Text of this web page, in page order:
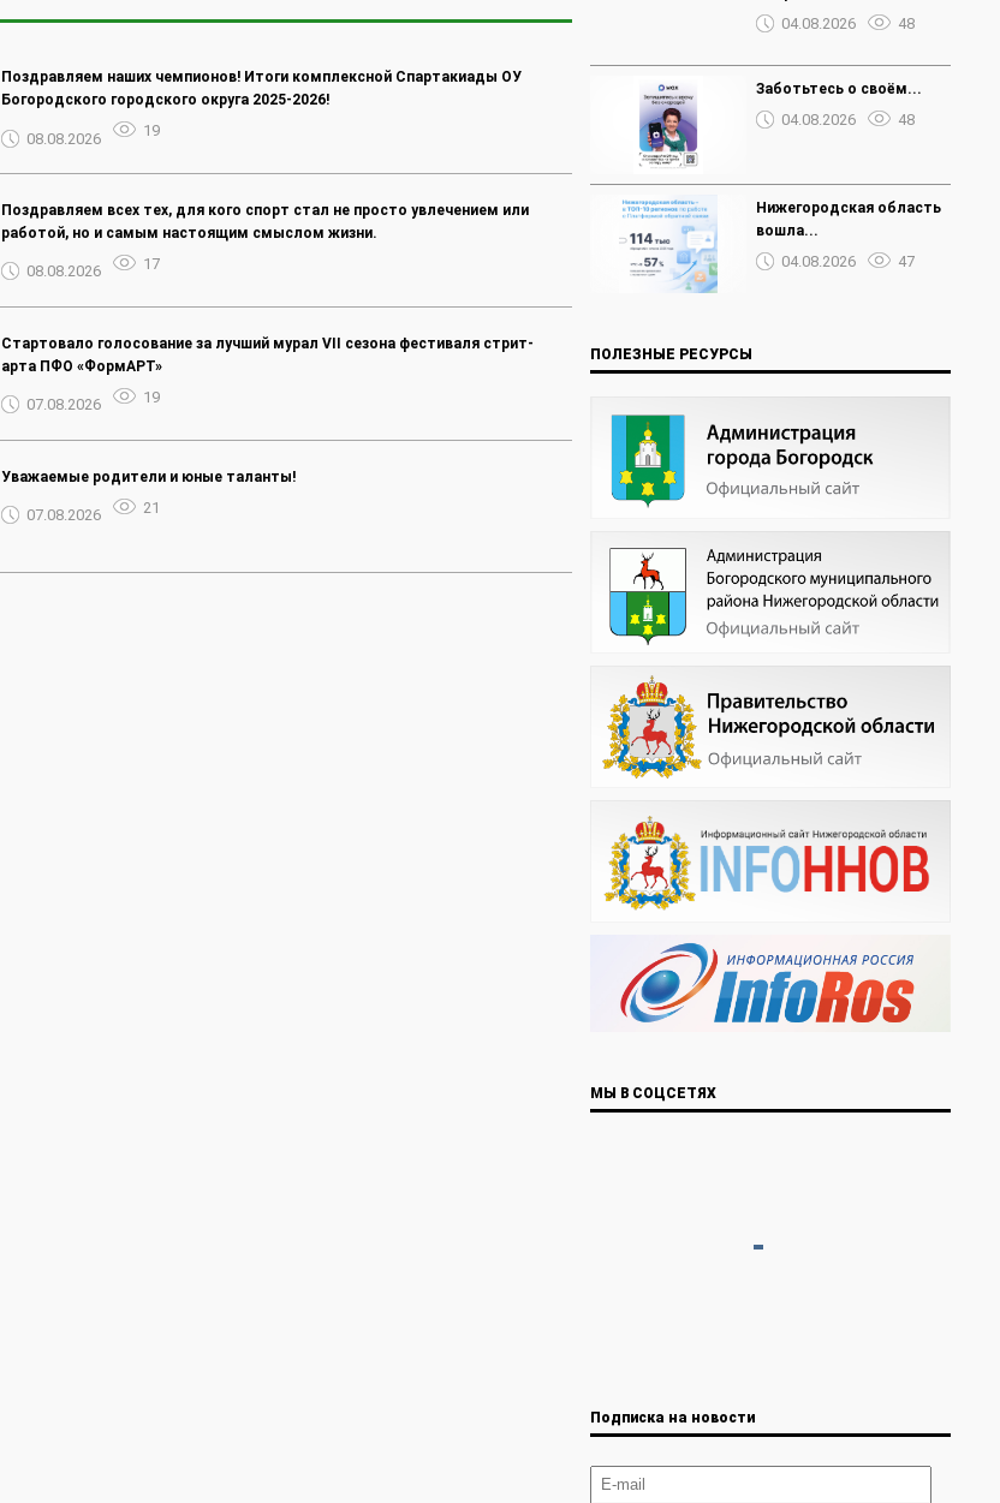
Поздравляем наших чемпионов! Итоги комплексной Спартакиады ОУ
Богородского городского округа 2025-2026!
08.08.2026 19
Поздравляем всех тех, для кого спорт стал не просто увлечением или
работой, но и самым настоящим смыслом жизни.
08.08.2026 17
Стартовало голосование за лучший мурал VII сезона фестиваля стрит-
арта ПФО «ФормАРТ»
07.08.2026 19
Уважаемые родители и юные таланты!
07.08.2026 21
04.08.2026 48
Заботьтесь о своём...
04.08.2026 48
Нижегородская область
вошла...
04.08.2026 47
ПОЛЕЗНЫЕ РЕСУРСЫ
МЫ В СОЦСЕТЯХ
Подписка на новости